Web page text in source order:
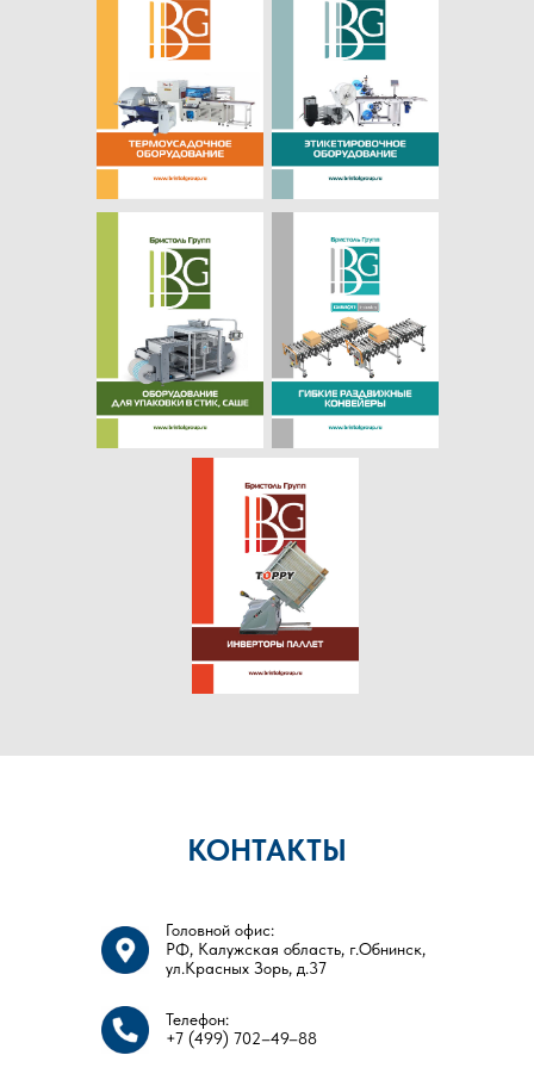
КОНТАКТЫ
Головной офис:
РФ, Калужская область, г.Обнинск,
ул.Красных Зорь, д.37
Телефон:
+7 (499) 702–49–88